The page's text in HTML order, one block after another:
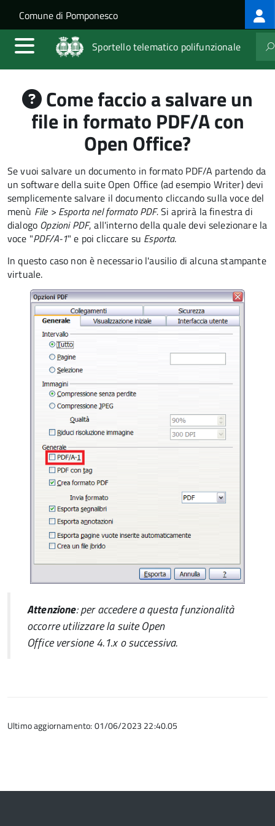
Salta al contenuto principale
Skip to site navigation
Comune di Pomponesco
Sportello telematico polifunzionale
Come faccio a salvare un
file in formato PDF/A con
Open Office?
Se vuoi salvare un documento in formato PDF/A partendo da
un software della suite Open Office (ad esempio Writer) devi
semplicemente salvare il documento cliccando sulla voce del
menù File > Esporta nel formato PDF.Si aprirà la finestra di
dialogo Opzioni PDF, all'interno della quale devi selezionare la
voce "PDF/A-1" e poi cliccare su Esporta.
In questo caso non è necessario l'ausilio di alcuna stampante
virtuale.
Attenzione: per accedere a questa funzionalità
occorre utilizzare la suiteOpen
Officeversione 4.1.x o successiva.
Ultimo aggiornamento: 01/06/2023 22:40.05